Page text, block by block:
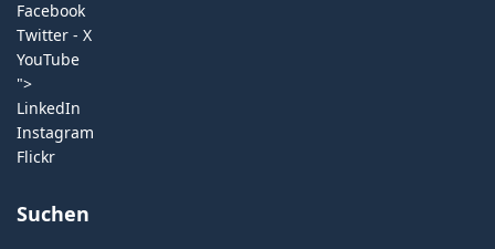
Facebook
Twitter - X
YouTube
">
LinkedIn
Instagram
Flickr
Suchen